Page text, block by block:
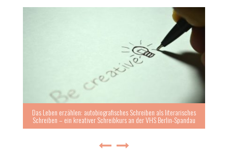
Das Leben erzählen: autobiografisches Schreiben als literarisches
Schreiben – ein kreativer Schreibkurs an der VHS Berlin-Spandau